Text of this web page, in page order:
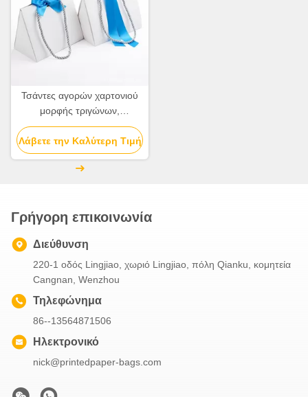
Τσάντες αγορών χαρτονιού
μορφής τριγώνων,
ζαρωμένες κορδέλλα τσάντες
εγγράφου
Λάβετε την Καλύτερη Τιμή
Γρήγορη επικοινωνία
Διεύθυνση
220-1 οδός Lingjiao, χωριό Lingjiao, πόλη Qianku, κομητεία
Cangnan, Wenzhou
Τηλεφώνημα
86--13564871506
Ηλεκτρονικό
nick@printedpaper-bags.com